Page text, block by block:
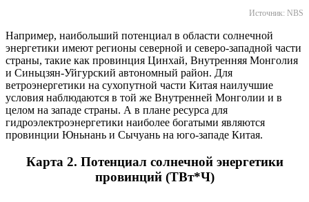
Источник: NBS
Например, наибольший потенциал в области солнечной
энергетики имеют регионы северной и северо-западной части
страны, такие как провинция Цинхай, Внутренняя Монголия
и Синьцзян-Уйгурский автономный район. Для
ветроэнергетики на сухопутной части Китая наилучшие
условия наблюдаются в той же Внутренней Монголии и в
целом на западе страны. А в плане ресурса для
гидроэлектроэнергетики наиболее богатыми являются
провинции Юньнань и Сычуань на юго-западе Китая.
Карта 2. Потенциал солнечной энергетики
провинций (ТВт*Ч)